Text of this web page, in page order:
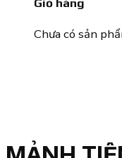
Giỏ hàng
Chưa có sản